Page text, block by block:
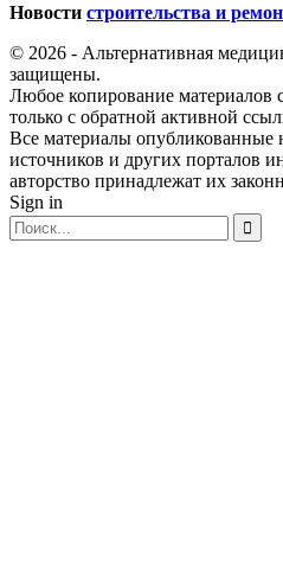
Новости строительства и
© 2026 - Альтернативная
защищены.
Любое копирование материалов
только с обратной активной
Все материалы опубликованные
источников и других порталов
авторство принадлежат их
Sign in